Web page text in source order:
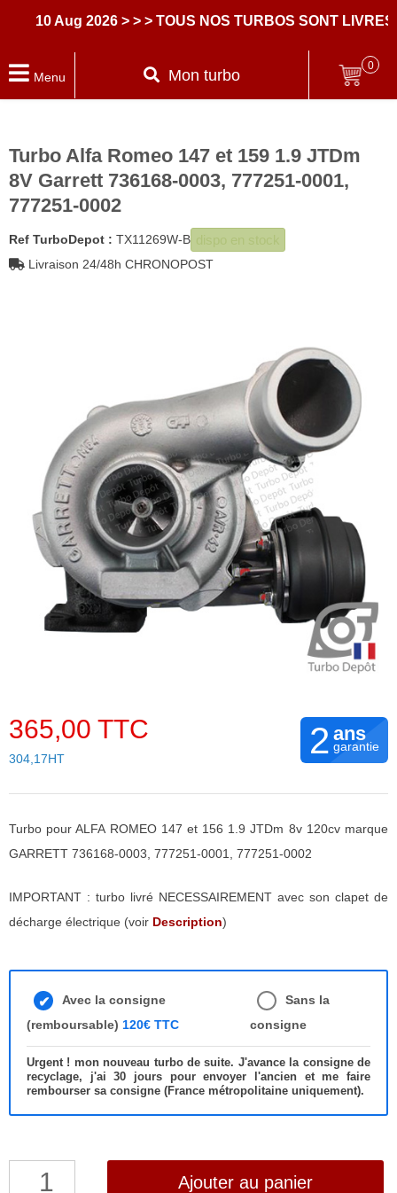
10 Aug 2026 > > > TOUS NOS TURBOS SONT LIVRES
Menu Mon turbo
0
Turbo Alfa Romeo 147 et 159 1.9 JTDm
8V Garrett 736168-0003, 777251-0001,
777251-0002
Ref TurboDepot : TX11269W-B dispo en stock
Livraison 24/48h CHRONOPOST
365,00 TTC
304,17HT 2 ans
garantie
Turbo pour ALFA ROMEO 147 et 156 1.9 JTDm 8v 120cv marque
GARRETT 736168-0003, 777251-0001, 777251-0002
IMPORTANT : turbo livré NECESSAIREMENT avec son clapet de
décharge électrique (voir Description)
Avec la consigne
(remboursable) 120€ TTC
Sans la
consigne
Urgent ! mon nouveau turbo de suite. J'avance la consigne de
recyclage, j'ai 30 jours pour envoyer l'ancien et me faire
rembourser sa consigne (France métropolitaine uniquement).
quantité
Ajouter au panier